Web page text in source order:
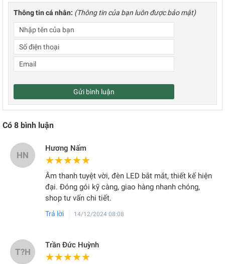
Thông tin cá nhân: (Thông tin của bạn luôn được bảo mật)
Gửi bình luận
Có 8 bình luận
HN
Hương Nấm
★★★★★
★★★★★
Âm thanh tuyệt vời, đèn LED bắt mắt, thiết kế hiện
đại. Đóng gói kỹ càng, giao hàng nhanh chóng,
shop tư vấn chi tiết.
Trả lời 14/12/2024 08:08
T?H
Trần Đức Huỳnh
★★★★★
★★★★★